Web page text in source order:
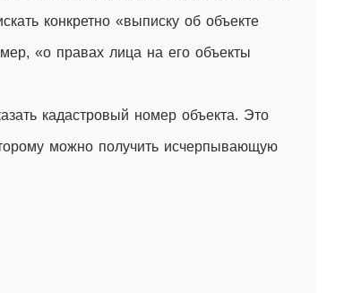
конкретно «выписку об объекте
«о правах лица на его объекты
кадастровый номер объекта. Это
можно получить исчерпывающую